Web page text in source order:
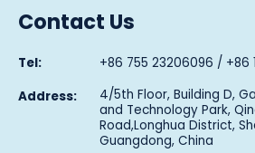
Contact Us
Tel: +86 755 23206096 / +86
Address: 4/5th Floor, Building D,
and Technology Park,
Road,Longhua District,
Guangdong, China